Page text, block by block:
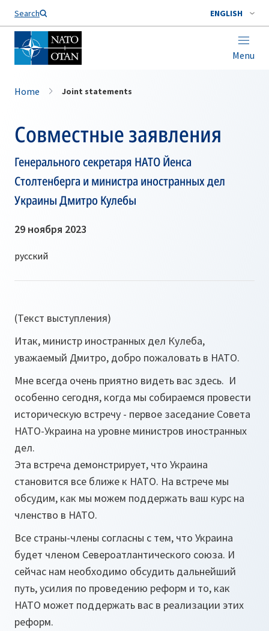
Search ENGLISH
Menu
Home Joint statements
Совместные заявления
Генерального секретаря НАТО Йенса
Столтенберга и министра иностранных дел
Украины Дмитро Кулебы
29 ноября 2023
(Текст выступления)
Итак, министр иностранных дел Кулеба,
уважаемый Дмитро, добро пожаловать в НАТО.
Мне всегда очень приятно видеть вас здесь. И
особенно сегодня, когда мы собираемся провести
историческую встречу - первое заседание Совета
НАТО-Украина на уровне министров иностранных
дел.
Эта встреча демонстрирует, что Украина
становится все ближе к НАТО. На встрече мы
обсудим, как мы можем поддержать ваш курс на
членство в НАТО.
Все страны-члены согласны с тем, что Украина
будет членом Североатлантического союза. И
сейчас нам необходимо обсудить дальнейший
путь, усилия по проведению реформ и то, как
НАТО может поддержать вас в реализации этих
реформ.